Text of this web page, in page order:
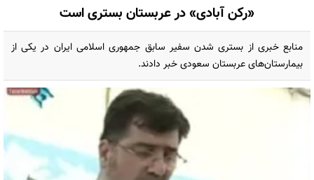
«رکن آبادی» در عربستان بستری است
منابع خبری از بستری شدن سفیر سابق جمهوری اسلامی ایران در یکی از
بیمارستان‌های عربستان سعودی خبر دادند.